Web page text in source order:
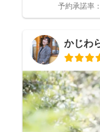
予約承諾率：
かじわ